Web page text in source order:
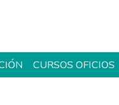
CURSOS OFICIOS